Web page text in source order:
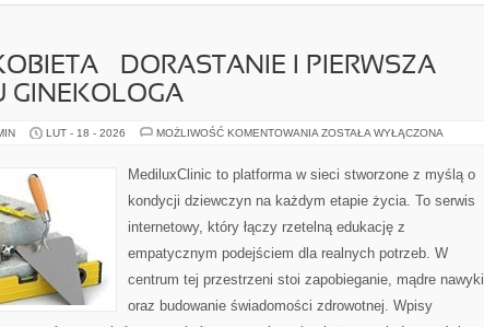
– DORASTANIE I PIERWSZA
GINEKOLOGA
LUT - 18 - 2026 MOŻLIWOŚĆ KOMENTOWANIA MŁODA
DORASTANIE
I
WIZYTA
GINEKOLOGA
ZOSTAŁA WYŁĄCZONA
MediluxClinic to platforma w sieci stworzone z myślą o
kondycji dziewczyn na każdym etapie życia. To serwis
internetowy, który łączy rzetelną edukację z
empatycznym podejściem dla realnych potrzeb. W
centrum tej przestrzeni stoi zapobieganie, mądre nawyki
oraz budowanie świadomości zdrowotnej. Wpisy